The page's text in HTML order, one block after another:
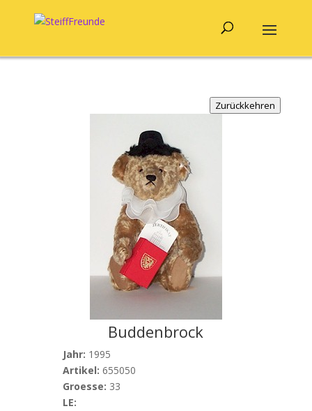
Zurückkehren
Buddenbrock
Jahr: 1995
Artikel: 655050
Groesse: 33
LE: